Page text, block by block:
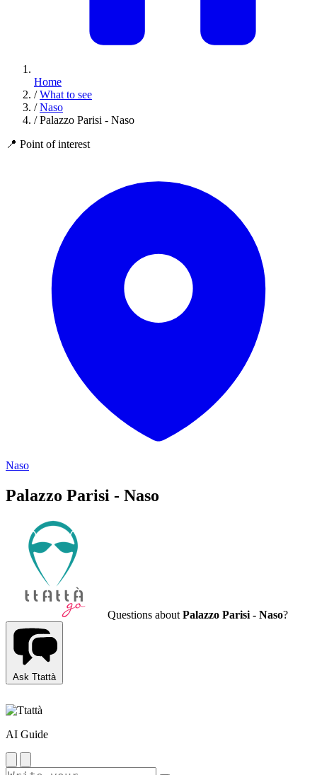
Home
/ What to see
/ Naso
/ Palazzo Parisi - Naso
📍 Point of interest
Naso
Palazzo Parisi - Naso
Questions about Palazzo Parisi - Naso?
Ask Ttattà
AI Guide